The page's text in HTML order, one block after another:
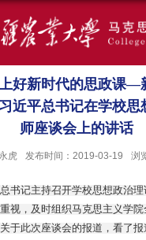
好新时代的思政课—
近平总书记在学校思
师座谈会上的讲话
虎 发布时间：2019-03-19 浏
书记主持召开学校思想政治理
视，及时组织马克思主义学
于此次座谈会的报道，看了